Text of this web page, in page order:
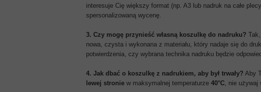
interesuje Cię większy format (np. A3 lub nadruk na całe
spersonalizowaną wycenę.
3. Czy mogę przynieść własną koszulkę do nadruku?
nowa, czysta i wykonana z materiału, który nadaje się do
potwierdzenia, czy wybrana technika nadruku będzie
4. Jak dbać o koszulkę z nadrukiem, aby był trwały? Aby
lewej stronie w maksymalnej temperaturze 40°C, nie używaj